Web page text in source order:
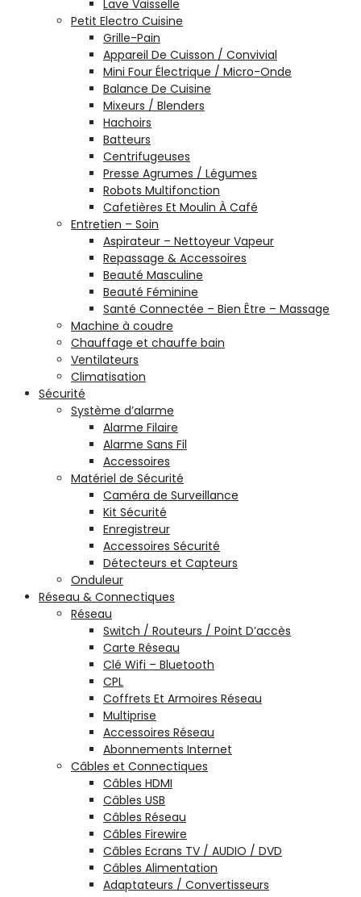
Lave Vaisselle
Petit Electro Cuisine
Grille-Pain
Appareil De Cuisson / Convivial
Mini Four Électrique / Micro-Onde
Balance De Cuisine
Mixeurs / Blenders
Hachoirs
Batteurs
Centrifugeuses
Presse Agrumes / Légumes
Robots Multifonction
Cafetières Et Moulin À Café
Entretien – Soin
Aspirateur – Nettoyeur Vapeur
Repassage & Accessoires
Beauté Masculine
Beauté Féminine
Santé Connectée – Bien Être – Massage
Machine à coudre
Chauffage et chauffe bain
Ventilateurs
Climatisation
Sécurité
Système d’alarme
Alarme Filaire
Alarme Sans Fil
Accessoires
Matériel de Sécurité
Caméra de Surveillance
Kit Sécurité
Enregistreur
Accessoires Sécurité
Détecteurs et Capteurs
Onduleur
Réseau & Connectiques
Réseau
Switch / Routeurs / Point D’accès
Carte Réseau
Clé Wifi – Bluetooth
CPL
Coffrets Et Armoires Réseau
Multiprise
Accessoires Réseau
Abonnements Internet
Câbles et Connectiques
Câbles HDMI
Câbles USB
Câbles Réseau
Câbles Firewire
Câbles Ecrans TV / AUDIO / DVD
Câbles Alimentation
Adaptateurs / Convertisseurs